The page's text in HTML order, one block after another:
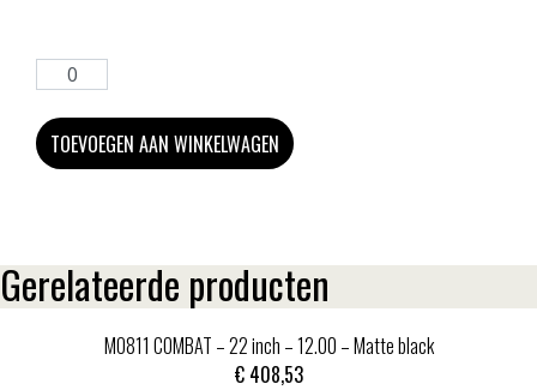
TOEVOEGEN AAN WINKELWAGEN
Gerelateerde producten
MO811 COMBAT – 22 inch – 12.00 – Matte black
€408,53